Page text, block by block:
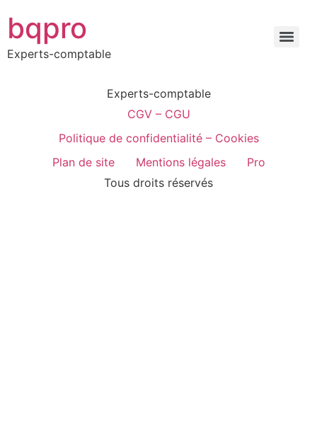
bqpro
Experts-comptable
Experts-comptable
CGV – CGU
Politique de confidentialité – Cookies
Plan de site
Mentions légales
Pro
Tous droits réservés